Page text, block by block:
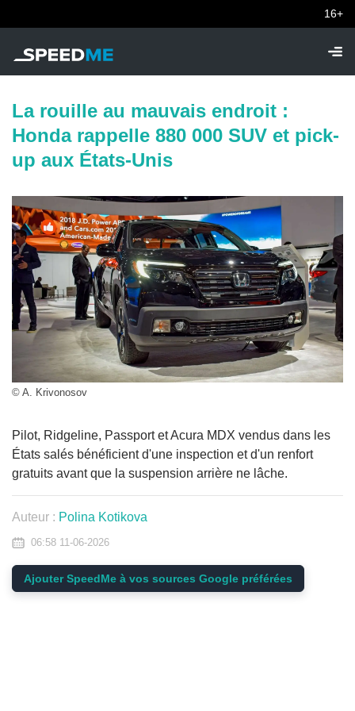
16+
La rouille au mauvais endroit :
Honda rappelle 880 000 SUV et pick-
up aux États-Unis
© A. Krivonosov
Pilot, Ridgeline, Passport et Acura MDX vendus dans les
États salés bénéficient d'une inspection et d'un renfort
gratuits avant que la suspension arrière ne lâche.
Auteur : Polina Kotikova
06:58 11-06-2026
Ajouter SpeedMe à vos sources Google préférées